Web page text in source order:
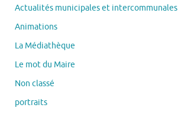
Actualités municipales et intercommunales
Animations
La Médiathèque
Le mot du Maire
Non classé
portraits